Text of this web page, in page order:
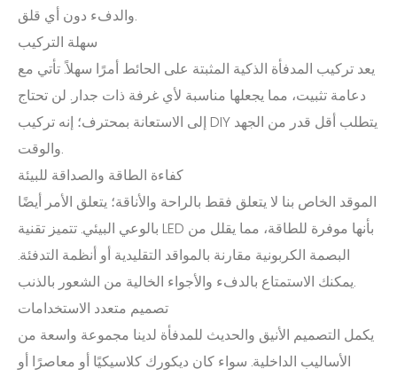
والدفء دون أي قلق.
سهلة التركيب
يعد تركيب المدفأة الذكية المثبتة على الحائط أمرًا سهلاً. تأتي مع
دعامة تثبيت، مما يجعلها مناسبة لأي غرفة ذات جدار. لن تحتاج
إلى الاستعانة بمحترف؛ إنه تركيب DIY يتطلب أقل قدر من الجهد
والوقت.
كفاءة الطاقة والصداقة للبيئة
الموقد الخاص بنا لا يتعلق فقط بالراحة والأناقة؛ يتعلق الأمر أيضًا
بالوعي البيئي. تتميز تقنية LED بأنها موفرة للطاقة، مما يقلل من
البصمة الكربونية مقارنة بالمواقد التقليدية أو أنظمة التدفئة.
يمكنك الاستمتاع بالدفء والأجواء الخالية من الشعور بالذنب.
تصميم متعدد الاستخدامات
يكمل التصميم الأنيق والحديث للمدفأة لدينا مجموعة واسعة من
الأساليب الداخلية. سواء كان ديكورك كلاسيكيًا أو معاصرًا أو